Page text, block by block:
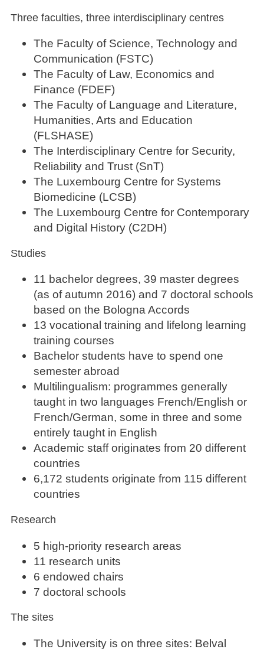
Three faculties, three interdisciplinary centres
The Faculty of Science, Technology and
Communication (FSTC)
The Faculty of Law, Economics and
Finance (FDEF)
The Faculty of Language and Literature,
Humanities, Arts and Education
(FLSHASE)
The Interdisciplinary Centre for Security,
Reliability and Trust (SnT)
The Luxembourg Centre for Systems
Biomedicine (LCSB)
The Luxembourg Centre for Contemporary
and Digital History (C2DH)
Studies
11 bachelor degrees, 39 master degrees
(as of autumn 2016) and 7 doctoral schools
based on the Bologna Accords
13 vocational training and lifelong learning
training courses
Bachelor students have to spend one
semester abroad
Multilingualism: programmes generally
taught in two languages French/English or
French/German, some in three and some
entirely taught in English
Academic staff originates from 20 different
countries
6,172 students originate from 115 different
countries
Research
5 high-priority research areas
11 research units
6 endowed chairs
7 doctoral schools
The sites
The University is on three sites: Belval